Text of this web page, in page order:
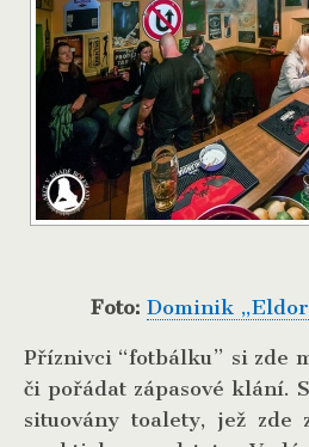
Foto: Dominik
Příznivci “fotbálku” si zde
či pořádat zápasové klání.
situovány toalety, jež zde